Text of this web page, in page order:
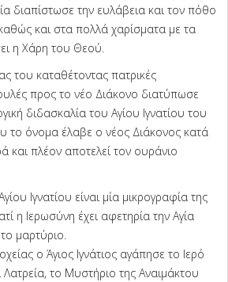
διαπίστωσε την ευλάβεια και τον πόθο
και στα πολλά χαρίσματα με τα
η Χάρη του Θεού.
του καταθέτοντας πατρικές
προς το νέο Διάκονο διατύπωσε
διδασκαλία του Αγίου Ιγνατίου του
όνομα έλαβε ο νέος Διάκονος κατά
και πλέον αποτελεί τον ουράνιο
Ιγνατίου είναι μία μικρογραφία της
η Ιερωσύνη έχει αφετηρία την Αγία
μαρτύριο.
ο Άγιος Ιγνάτιος αγάπησε το Ιερό
το Μυστήριο της Αναιμάκτου